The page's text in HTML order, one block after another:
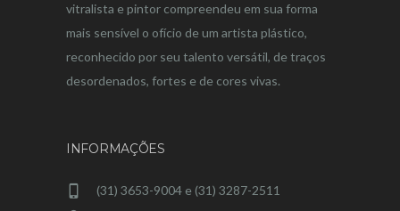
vitralista e pintor compreendeu em sua forma
mais sensível o ofício de um artista plástico,
reconhecido por seu talento versátil, de traços
desordenados, fortes e de cores vivas.
INFORMAÇÕES
(31) 3653-9004 e (31) 3287-2511